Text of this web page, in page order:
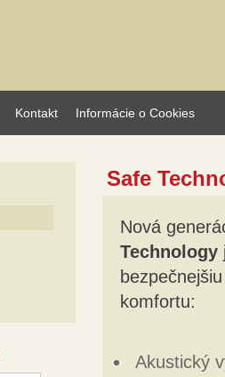
Kontakt Informácie o Cookies
Safe
Nová
Technology
komfortu:
Akustický